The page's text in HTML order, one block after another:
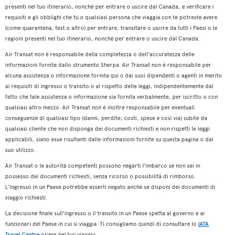
presenti nel tuo itinerario, nonché per entrare o uscire dal Canada, e verificare i
requisiti e gli obblighi che tu o qualsiasi persona che viaggia con te potreste avere
(come quarantena, test o altro) per entrare, transitare o uscire da tutti i Paesi o le
regioni presenti nel tuo itinerario, nonché per entrare o uscire dal Canada.
Air Transat non è responsabile della completezza o dell'accuratezza delle
informazioni fornite dallo strumento Sherpa. Air Transat non è responsabile per
alcuna assistenza o informazione fornita qui o dai suoi dipendenti o agenti in merito
ai requisiti di ingresso o transito o al rispetto delle leggi, indipendentemente dal
fatto che tale assistenza o informazione sia fornita verbalmente, per iscritto o con
qualsiasi altro mezzo. Air Transat non è inoltre responsabile per eventuali
conseguenze di qualsiasi tipo (danni, perdite, costi, spese e così via) subite da
qualsiasi cliente che non disponga dei documenti richiesti e non rispetti le leggi
applicabili, siano esse risultanti dalle informazioni fornite su questa pagina o dal
suo utilizzo.
Air Transat o le autorità competenti possono negarti l'imbarco se non sei in
possesso dei documenti richiesti, senza ricorso o possibilità di rimborso.
L'ingresso in un Paese potrebbe esserti negato anche se disponi dei documenti di
viaggio richiesti.
La decisione finale sull'ingresso o il transito in un Paese spetta al governo e ai
funzionari del Paese in cui si viaggia. Ti consigliamo quindi di consultare lo IATA